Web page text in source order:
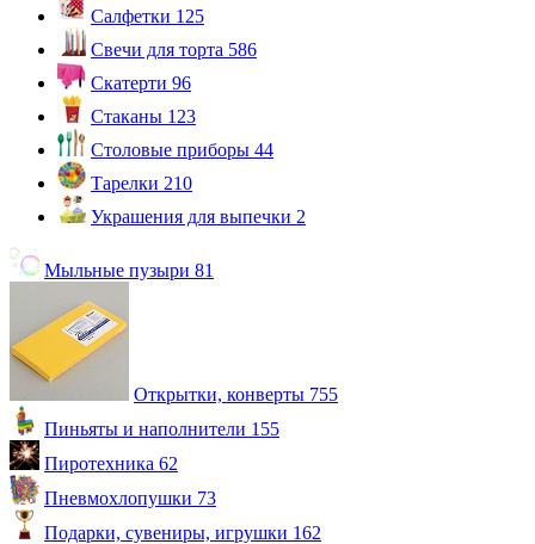
Салфетки 125
Свечи для торта 586
Скатерти 96
Стаканы 123
Столовые приборы 44
Тарелки 210
Украшения для выпечки 2
Мыльные пузыри 81
Открытки, конверты 755
Пиньяты и наполнители 155
Пиротехника 62
Пневмохлопушки 73
Подарки, сувениры, игрушки 162